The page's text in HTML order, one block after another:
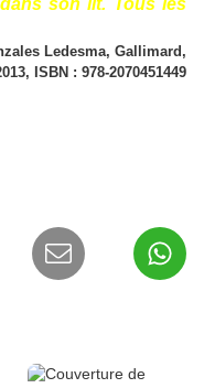
son lit. Tous les
Ledesma, Gallimard,
ISBN : 978-2070451449